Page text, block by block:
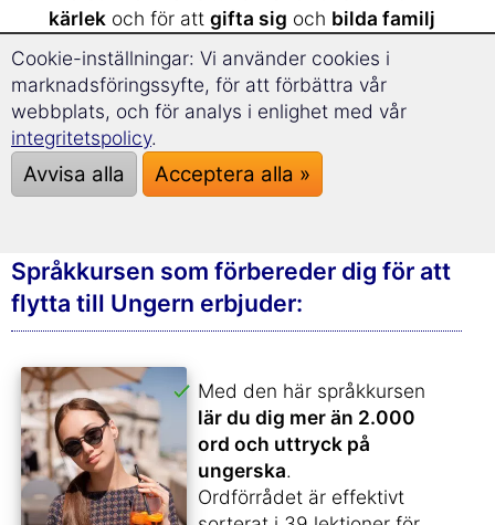
kärlek och för att gifta sig och bilda familj
Med specialordförrådet för att flytta utomlands
lär du dig mer än 2.000 ord och uttryck.
Kursens innehåll är sorterat utefter teman och är
perfekt anpassat för enoptimal inlärning
Språkkursen som förbereder dig för att
flytta till Ungern erbjuder:
Med den här språkkursen
lär du dig mer än 2.000
ord och uttryck på
ungerska.
Ordförrådet är effektivt
Cookie-inställningar: Vi använder cookies i
marknadsföringssyfte, för att förbättra vår
webbplats, och för analys i enlighet med vår
integritetspolicy.
Avvisa alla Acceptera alla »